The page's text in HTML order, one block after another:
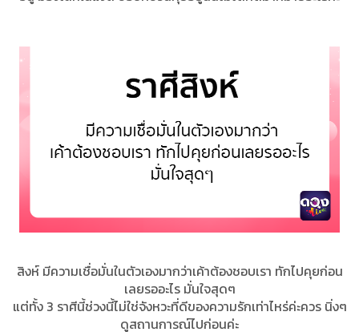
สิงห์ มีความเชื่อมั่นในตัวเองมากว่าเค้าต้องชอบเรา ทักไปคุยก่อน
เลยรออะไร มั่นใจสุดๆ
แต่ทั้ง 3 ราศีนี้ช่วงนี้ไม่ใช่จังหวะที่ดีของความรักเท่าไหร่ค่ะควร นิ่งๆ
ดูสถานการณ์ไปก่อนค่ะ